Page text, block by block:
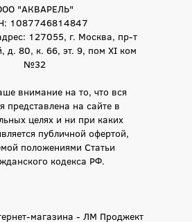
"АКВАРЕЛЬ"
1087746814847
127055, г. Москва, пр-т
д. 80, к. 66, эт. 9, пом XI ком
№32
внимание на то, что вся
представлена на сайте в
целях и ни при каких
публичной офертой,
положениями Статьи
кодекса РФ.
магазина - ЛМ Проджект